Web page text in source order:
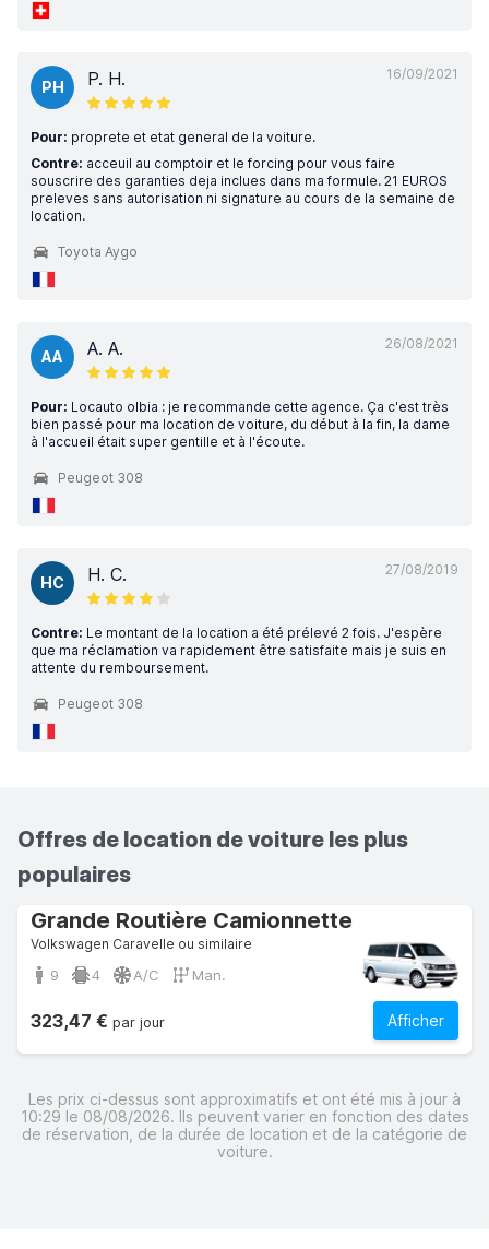
16/09/2021
PH P. H.
Pour: proprete et etat general de la voiture.
Contre: acceuil au comptoir et le forcing pour vous faire
souscrire des garanties deja inclues dans ma formule. 21 EUROS
preleves sans autorisation ni signature au cours de la semaine de
location.
Toyota Aygo
26/08/2021
AA A. A.
Pour: Locauto olbia : je recommande cette agence. Ça c'est très
bien passé pour ma location de voiture, du début à la fin, la dame
à l'accueil était super gentille et à l'écoute.
Peugeot 308
27/08/2019
HC H. C.
Contre: Le montant de la location a été prélevé 2 fois. J'espère
que ma réclamation va rapidement être satisfaite mais je suis en
attente du remboursement.
Peugeot 308
Offres de location de voiture les plus
populaires
Grande Routière Camionnette
Volkswagen Caravelle ou similaire
9 4 A/C Man.
Afficher
323,47 € par jour
Les prix ci-dessus sont approximatifs et ont été mis à jour à
10:29 le 08/08/2026. Ils peuvent varier en fonction des dates
de réservation, de la durée de location et de la catégorie de
voiture.